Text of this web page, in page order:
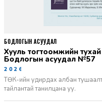
Хууль тогтоомжийн тухай хуулийн хэрэгжилт -
Бодлогын асуудал №57
2026-06-02
ТӨК-ийн удирдах албан
тайлантай танилцана уу.
БОДЛОГЫН АСУУДАЛ